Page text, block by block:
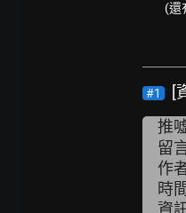
(還
#1
[
推
留
作
時間
資